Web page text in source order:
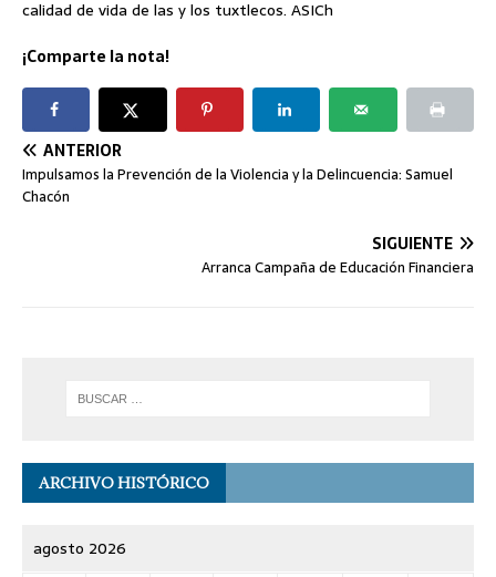
calidad de vida de las y los tuxtlecos. ASICh
¡Comparte la nota!
ANTERIOR
Impulsamos la Prevención de la Violencia y la Delincuencia: Samuel
Chacón
SIGUIENTE
Arranca Campaña de Educación Financiera
ARCHIVO HISTÓRICO
agosto 2026